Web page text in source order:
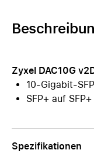
Zyxel DAC10G
10-Gigabit-
SFP+ auf SFP+
Spezifikationen